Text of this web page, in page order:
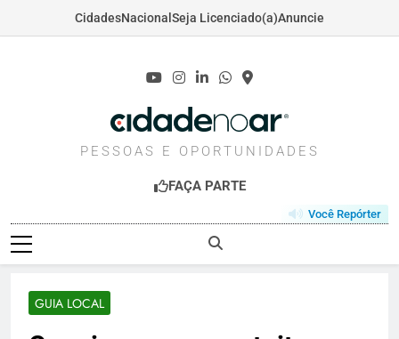
CidadesNacional Seja Licenciado(a)Anuncie
CIDADENOAR.COM
PESSOAS E OPORTUNIDADES
FAÇA PARTE
Você Repórter
GUIA LOCAL